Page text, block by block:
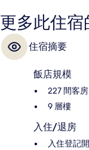
更多此住
住宿摘要
飯店規模
227 間客房
9 層樓
入住/退房
入住登記